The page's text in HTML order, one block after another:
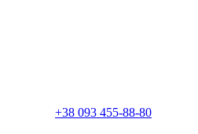
+38 093 455-88-80